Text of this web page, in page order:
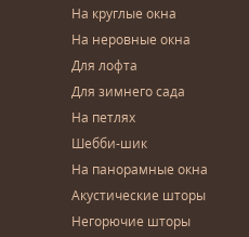
На круглые окна
На неровные окна
Для лофта
Для зимнего сада
На петлях
Шебби-шик
На панорамные окна
Акустические шторы
Негорючие шторы